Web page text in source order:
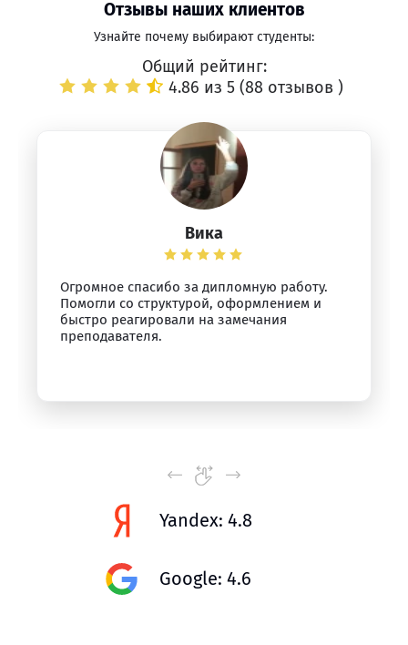
Отзывы наших клиентов
Узнайте почему выбирают студенты:
Общий рейтинг:
4.86 из 5 (88 отзывов )
Вика
Огромное спасибо за дипломную работу.
Помогли со структурой, оформлением и
быстро реагировали на замечания
преподавателя.
Yandex: 4.8
Google: 4.6